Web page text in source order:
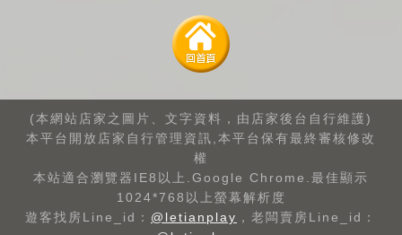
(本網站店家之圖片、文字資料，由店家後台自行維護)
本平台開放店家自行管理資訊,本平台保有最終審核修改
權
本站適合瀏覽器IE8以上.Google Chrome.最佳顯示
1024*768以上螢幕解析度
遊客找房Line_id： @letianplay ，老闆賣房Line_id：